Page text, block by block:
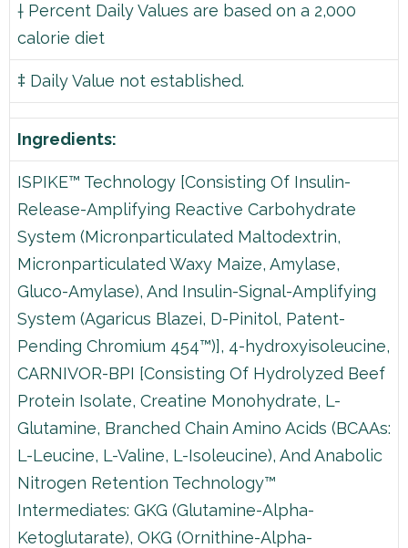
† Percent Daily Values are based on a 2,000
calorie diet
‡ Daily Value not established.
Ingredients:
ISPIKE™ Technology [Consisting Of Insulin-
Release-Amplifying Reactive Carbohydrate
System (Micronparticulated Maltodextrin,
Micronparticulated Waxy Maize, Amylase,
Gluco-Amylase), And Insulin-Signal-Amplifying
System (Agaricus Blazei, D-Pinitol, Patent-
Pending Chromium 454™)], 4-hydroxyisoleucine,
CARNIVOR-BPI [Consisting Of Hydrolyzed Beef
Protein Isolate, Creatine Monohydrate, L-
Glutamine, Branched Chain Amino Acids (BCAAs:
L-Leucine, L-Valine, L-Isoleucine), And Anabolic
Nitrogen Retention Technology™
Intermediates: GKG (Glutamine-Alpha-
Ketoglutarate), OKG (Ornithine-Alpha-